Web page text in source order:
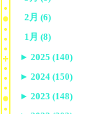
2月 (6)
1月 (8)
► 2025 (140)
► 2024 (150)
► 2023 (148)